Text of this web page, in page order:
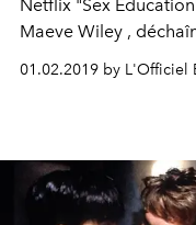
Netflix "Sex
Maeve Wiley ,
pourquoi on l'adore.
01.02.2019 by L'Officiel